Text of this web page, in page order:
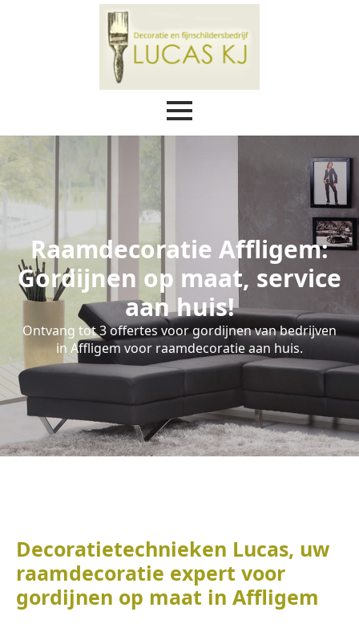
Raamdecoratie Affligem:
Gordijnen op maat, service
aan huis!
Ontvang tot 3 offertes voor gordijnen van bedrijven
in Affligem voor raamdecoratie aan huis.
Decoratietechnieken Lucas, uw
raamdecoratie expert voor
gordijnen op maat in Affligem